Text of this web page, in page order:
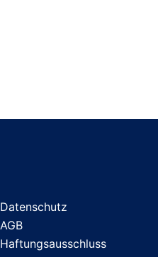
Datenschutz
AGB
Haftungsausschluss